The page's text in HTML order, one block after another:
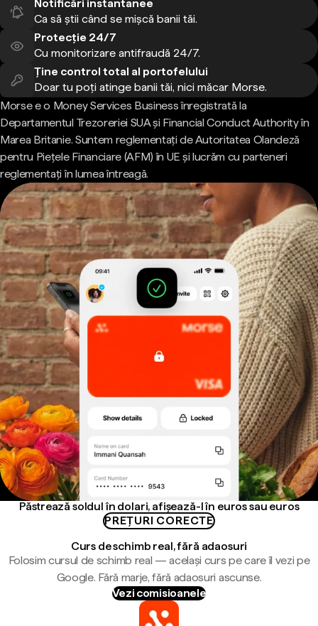
Notificări instantanee
Ca să știi când se mișcă banii tăi.
Protecție 24/7
Cu monitorizare antifraudă 24/7.
Ține control total al portofelului
Doar tu poți atinge banii tăi, nici măcar Morse.
Morse e o Money Services Business înregistrată la
Departamentul Trezoreriei SUA și Financial Conduct Authority în
Marea Britanie. Suntem reglementați de Autoritatea Olandeză
pentru Piețele Financiare (AFM) în UE și lucrăm cu parteneri
reglementați în lumea întreagă.
Păstrează soldul în dolari, afișează-l în euros sau euros
PREȚURI CORECTE
Curs de schimb real, fără adaosuri
Folosim cursul de schimb real — același curs pe care îl vezi pe
Google. Fără marje, fără adaosuri ascunse.
Vezi comisioanele